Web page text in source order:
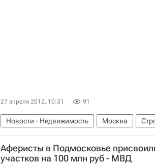
27 апреля 2012, 10:31 91
Новости - Недвижимость Москва
Стройкомплекс
Строительство
Инфраструктура
Россия
Аферисты в Подмосковье
участков на 100 млн руб - МВД